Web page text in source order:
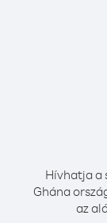
Hívhatja a
Ghána
az